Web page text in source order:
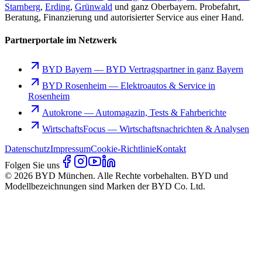
Starnberg, Erding, Grünwald und ganz Oberbayern. Probefahrt,
Beratung, Finanzierung und autorisierter Service aus einer Hand.
Partnerportale im Netzwerk
BYD Bayern — BYD Vertragspartner in ganz Bayern
BYD Rosenheim — Elektroautos & Service in
Rosenheim
Autokrone — Automagazin, Tests & Fahrberichte
WirtschaftsFocus — Wirtschaftsnachrichten & Analysen
DatenschutzImpressumCookie-RichtlinieKontakt
Folgen Sie uns
© 2026 BYD München. Alle Rechte vorbehalten. BYD und
Modellbezeichnungen sind Marken der BYD Co. Ltd.